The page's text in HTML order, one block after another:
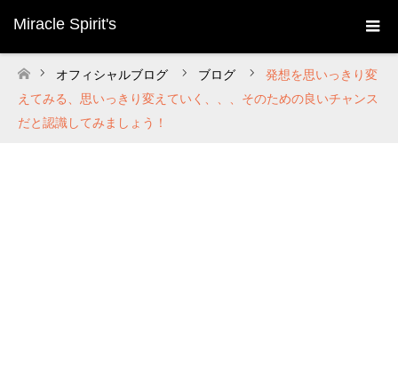
Miracle Spirit's
ホーム
オフィシャルブログ ブログ
発想を思いっきり変
えてみる、思いっきり変えていく、、、そのための良いチャンス
だと認識してみましょう！